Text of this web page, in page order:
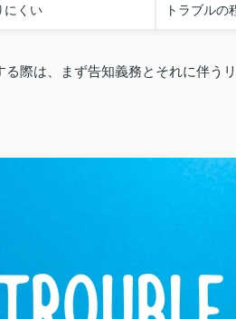
にくい トラブルの
際は、まず告知義務とそれに伴う